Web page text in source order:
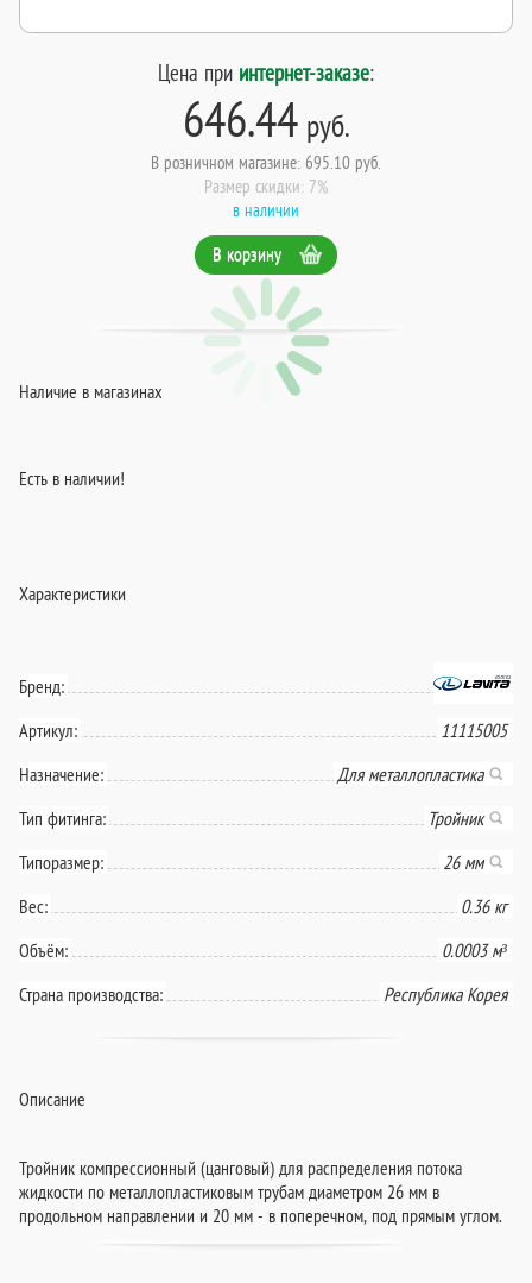
Цена при интернет-заказе:
646.44руб.
В розничном магазине: 695.10 руб.
Размер скидки: 7%
в наличии
В корзину
Наличие в магазинах
Есть в наличии!
Характеристики
Бренд:
Артикул:
11115005
Назначение:
Для металлопластика
Тип фитинга:
Тройник
Типоразмер:
26 мм
Вес:
0.36 кг
Объём:
0.0003 м³
Страна производства:
Республика Корея
Описание
Тройник компрессионный (цанговый) для распределения потока
жидкости по металлопластиковым трубам диаметром 26 мм в
продольном направлении и 20 мм - в поперечном, под прямым углом.